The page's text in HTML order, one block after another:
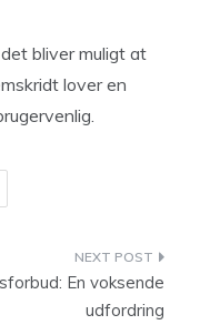
bliver muligt at
lover en
En voksende
udfordring